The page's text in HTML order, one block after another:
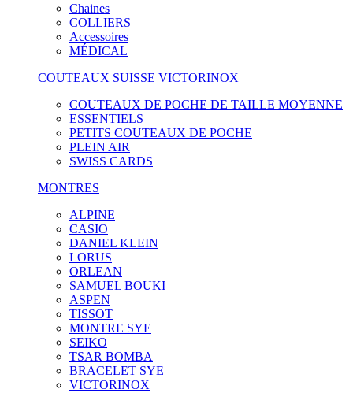
Chaines
COLLIERS
Accessoires
MÉDICAL
COUTEAUX SUISSE VICTORINOX
COUTEAUX DE POCHE DE TAILLE MOYENNE
ESSENTIELS
PETITS COUTEAUX DE POCHE
PLEIN AIR
SWISS CARDS
MONTRES
ALPINE
CASIO
DANIEL KLEIN
LORUS
ORLEAN
SAMUEL BOUKI
ASPEN
TISSOT
MONTRE SYE
SEIKO
TSAR BOMBA
BRACELET SYE
VICTORINOX